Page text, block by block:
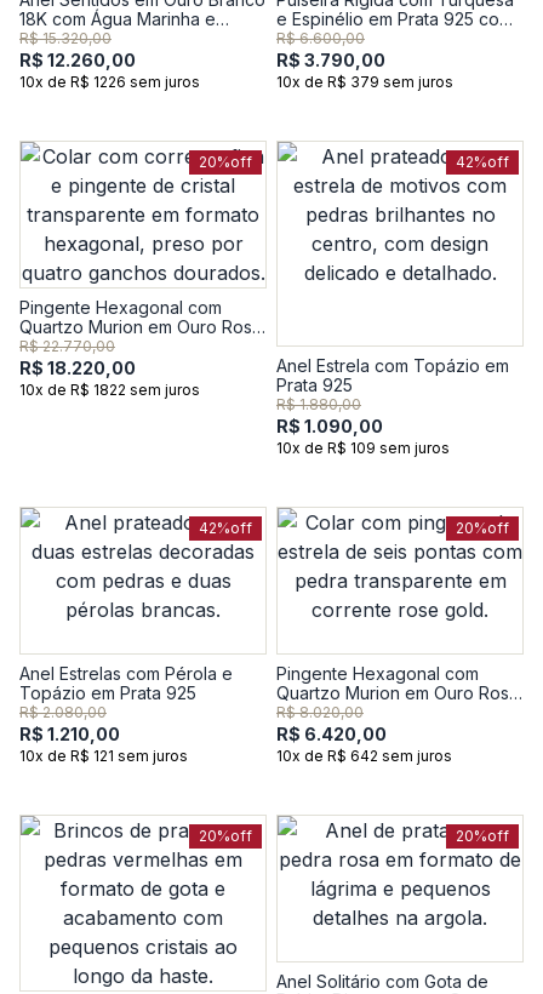
18K com Água Marinha e
Diamantes
R$ 15.320,00
R$ 12.260,00
10x de R$ 1226 sem juros
e Espinélio em Prata 925 com
Banho de Ródio Negro - 18 cm
R$ 6.600,00
R$ 3.790,00
10x de R$ 379 sem juros
20%off
Pingente Hexagonal com
Quartzo Murion em Ouro Rosé
18k
R$ 22.770,00
R$ 18.220,00
10x de R$ 1822 sem juros
42%off
Anel Estrela com Topázio em
Prata 925
R$ 1.880,00
R$ 1.090,00
10x de R$ 109 sem juros
42%off
Anel Estrelas com Pérola e
Topázio em Prata 925
R$ 2.080,00
R$ 1.210,00
10x de R$ 121 sem juros
20%off
Pingente Hexagonal com
Quartzo Murion em Ouro Rosé
18k
R$ 8.020,00
R$ 6.420,00
10x de R$ 642 sem juros
20%off 20%off
Anel Solitário com Gota de